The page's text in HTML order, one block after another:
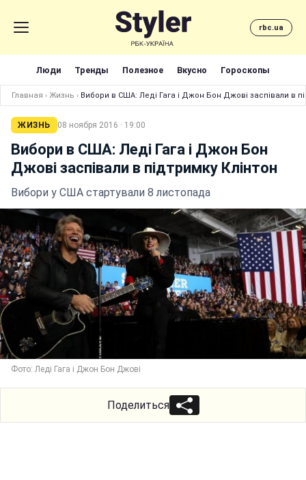
rbc.ua
Люди Тренды Полезное Вкусно Гороскопы
Главная › Жизнь › Вибори в США: Леді Гага і Джон Бон Джові заспівали в
ЖИЗНЬ 08 ноября 2016 · 19:00
Вибори в США: Леді Гага і Джон Бон
Джові заспівали в підтримку Клінтон
Вибори у США стартували 8 листопада
Фото: Леді Гага і Джон Бон Джові
Поделиться